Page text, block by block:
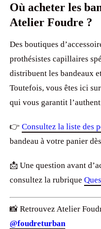
Où acheter les
Atelier Foudre ?
Des boutiques
prothésistes capillaires
distribuent les bandeaux
Toutefois, vous êtes ici
qui vous garantit
👉 Consultez la liste des
bandeau à votre panier
📩 Une question avant
consultez la rubrique
📸 Retrouvez Atelier
@foudreturban